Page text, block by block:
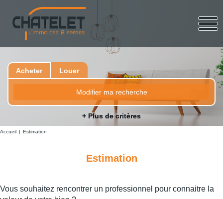
Acheter Louer
Modifier ma recherche
+ Plus de critères
Accueil Estimation
Estimation
Vous souhaitez rencontrer un professionnel pour connaitre la